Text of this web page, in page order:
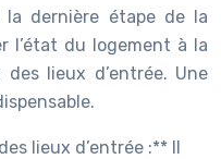
dernière étape de la
l’état du logement à la
lieux d’entrée. Une
lieux d’entrée :** Il